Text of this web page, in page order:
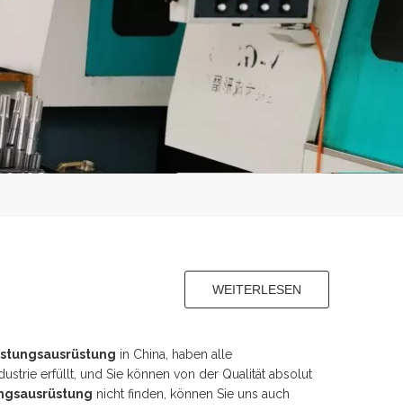
WEITERLESEN
in China, haben alle
erfüllt, und Sie können von der Qualität absolut
nicht finden, können Sie uns auch